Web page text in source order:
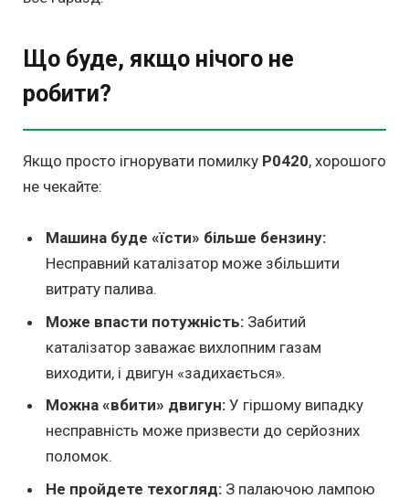
Що буде, якщо нічого не
робити?
Якщо просто ігнорувати помилку P0420, хорошого
не чекайте:
Машина буде «їсти» більше бензину:
Несправний каталізатор може збільшити
витрату палива.
Може впасти потужність: Забитий
каталізатор заважає вихлопним газам
виходити, і двигун «задихається».
Можна «вбити» двигун: У гіршому випадку
несправність може призвести до серйозних
поломок.
Не пройдете техогляд: З палаючою лампою